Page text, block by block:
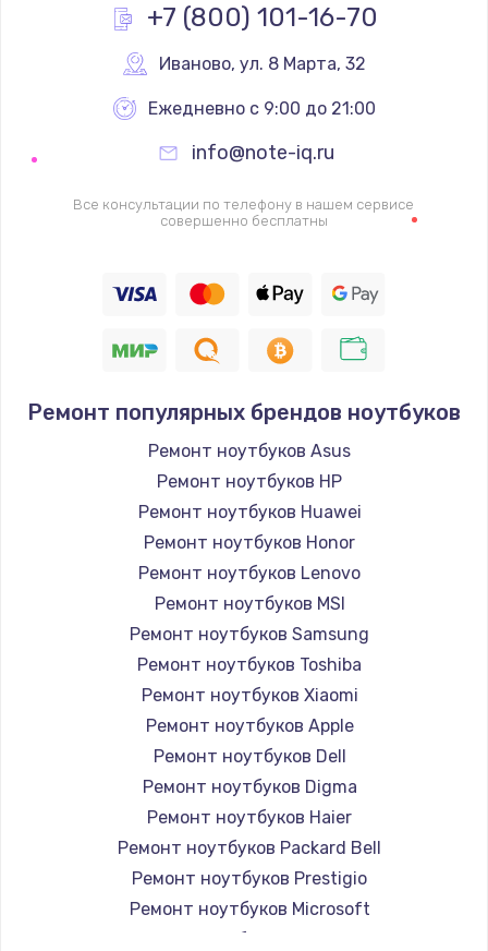
+7 (800) 101-16-70
Иваново, ул. 8 Марта, 32
Ежедневно с 9:00 до 21:00
info@note-iq.ru
Все консультации по телефону в нашем сервисе
совершенно бесплатны
Ремонт популярных брендов ноутбуков
Ремонт ноутбуков Asus
Ремонт ноутбуков HP
Ремонт ноутбуков Huawei
Ремонт ноутбуков Honor
Ремонт ноутбуков Lenovo
Ремонт ноутбуков MSI
Ремонт ноутбуков Samsung
Ремонт ноутбуков Toshiba
Ремонт ноутбуков Xiaomi
Ремонт ноутбуков Apple
Ремонт ноутбуков Dell
Ремонт ноутбуков Digma
Ремонт ноутбуков Haier
Ремонт ноутбуков Packard Bell
Ремонт ноутбуков Prestigio
Ремонт ноутбуков Microsoft
Ремонт ноутбуков Alienware